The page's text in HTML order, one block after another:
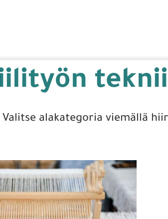
Valitse alakategoria viemällä